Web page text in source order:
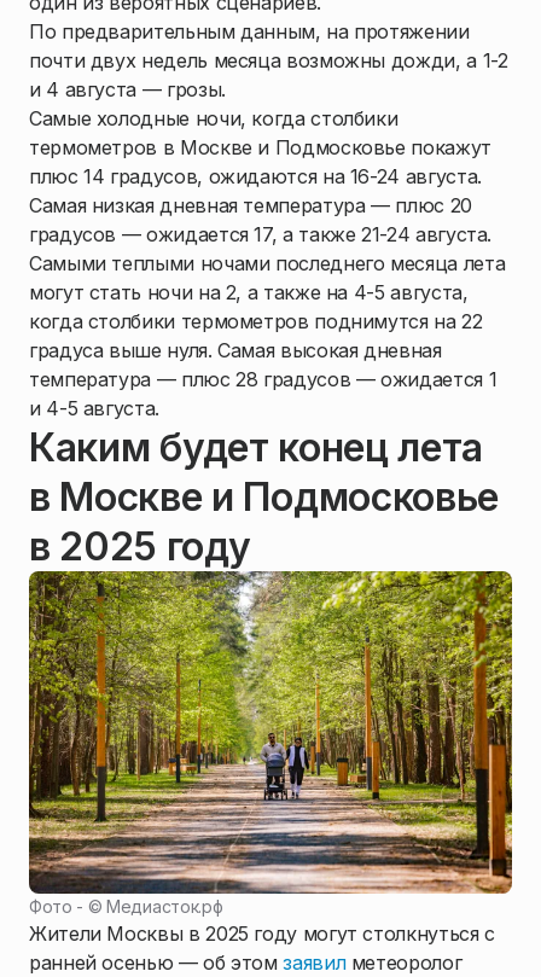
По предварительным данным, на протяжении
почти двух недель месяца возможны дожди, а 1-2
и 4 августа — грозы.
Самые холодные ночи, когда столбики
термометров в Москве и Подмосковье покажут
плюс 14 градусов, ожидаются на 16-24 августа.
Самая низкая дневная температура — плюс 20
градусов — ожидается 17, а также 21-24 августа.
Самыми теплыми ночами последнего месяца лета
могут стать ночи на 2, а также на 4-5 августа,
когда столбики термометров поднимутся на 22
градуса выше нуля. Самая высокая дневная
температура — плюс 28 градусов — ожидается 1
и 4-5 августа.
Каким будет конец лета
в Москве и Подмосковье
в 2025 году
Фото - ©Медиасток.рф
Жители Москвы в 2025 году могут столкнуться с
ранней осенью — об этомзаявил метеоролог